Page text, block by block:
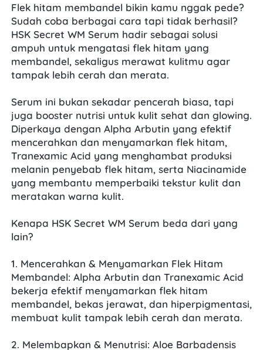
Flek hitam membandel bikin kamu nggak pede?
Sudah coba berbagai cara tapi tidak berhasil?
HSK Secret WM Serum hadir sebagai solusi
ampuh untuk mengatasi flek hitam yang
membandel, sekaligus merawat kulitmu agar
tampak lebih cerah dan merata.
Serum ini bukan sekadar pencerah biasa, tapi
juga booster nutrisi untuk kulit sehat dan glowing.
Diperkaya dengan Alpha Arbutin yang efektif
mencerahkan dan menyamarkan flek hitam,
Tranexamic Acid yang menghambat produksi
melanin penyebab flek hitam, serta Niacinamide
yang membantu memperbaiki tekstur kulit dan
meratakan warna kulit.
Kenapa HSK Secret WM Serum beda dari yang
lain?
1. Mencerahkan & Menyamarkan Flek Hitam
Membandel: Alpha Arbutin dan Tranexamic Acid
bekerja efektif menyamarkan flek hitam
membandel, bekas jerawat, dan hiperpigmentasi,
membuat kulit tampak lebih cerah dan merata.
2. Melembapkan & Menutrisi: Aloe Barbadensis